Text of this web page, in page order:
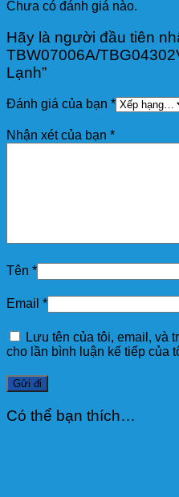
Chưa có đánh giá nào.
Hãy là người đầu tiên
TBW07006A/
Lạnh”
Đánh giá của bạn *
Nhận xét của bạn *
Tên *
Email *
Lưu tên của tôi, email, và
cho lần bình luận kế tiếp của
Có thể bạn thích…